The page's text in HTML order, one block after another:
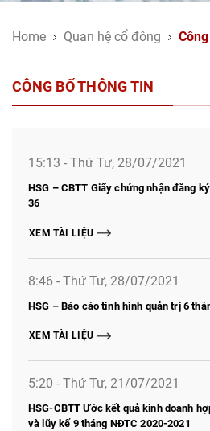
Home Quan hệ cổ đông
CÔNG BỐ THÔNG TIN
15:13 - Thứ Tư, 28/07/2021
HSG – CBTT Giấy chứng nhận đăng
36
XEM TÀI LIỆU
8:46 - Thứ Tư, 28/07/2021
HSG – Báo cáo tình hình quản trị 6
XEM TÀI LIỆU
5:20 - Thứ Tư, 21/07/2021
HSG-CBTT Ước kết quả kinh doanh
và lũy kế 9 tháng NĐTC 2020-2021